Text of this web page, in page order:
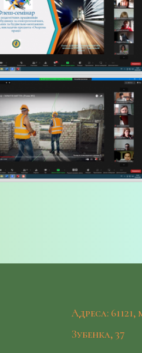
Адреса:
Зубенка, 37